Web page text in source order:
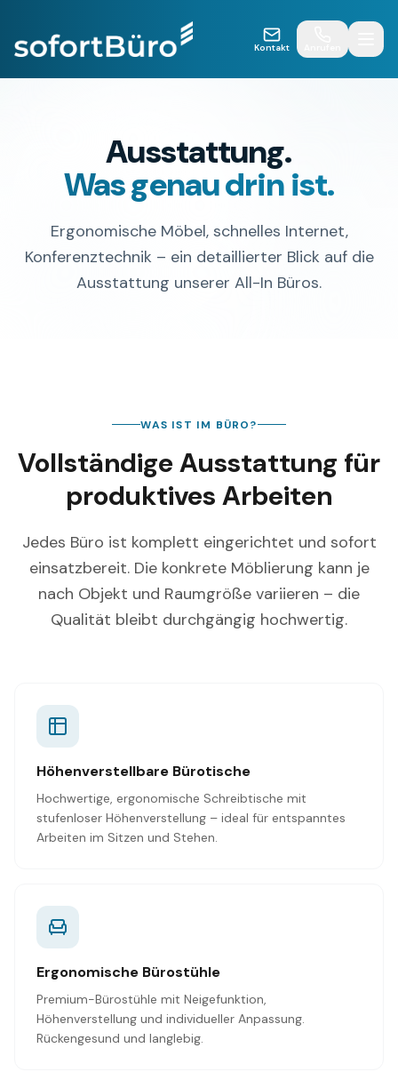
Kontakt
Ausstattung.
Was genau drin ist.
Ergonomische Möbel, schnelles Internet,
Konferenztechnik – ein detaillierter Blick auf die
Ausstattung unserer All-In Büros.
WAS IST IM BÜRO?
Vollständige Ausstattung für
produktives Arbeiten
Jedes Büro ist komplett eingerichtet und sofort
einsatzbereit. Die konkrete Möblierung kann je
nach Objekt und Raumgröße variieren – die
Qualität bleibt durchgängig hochwertig.
Höhenverstellbare Bürotische
Hochwertige, ergonomische Schreibtische mit
stufenloser Höhenverstellung – ideal für entspanntes
Arbeiten im Sitzen und Stehen.
Ergonomische Bürostühle
Premium-Bürostühle mit Neigefunktion,
Höhenverstellung und individueller Anpassung.
Rückengesund und langlebig.